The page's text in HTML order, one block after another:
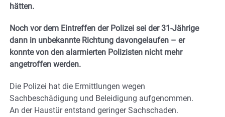
hätten.
Noch vor dem Eintreffen der Polizei sei der 31-Jährige
dann in unbekannte Richtung davongelaufen – er
konnte von den alarmierten Polizisten nicht mehr
angetroffen werden.
Die Polizei hat die Ermittlungen wegen
Sachbeschädigung und Beleidigung aufgenommen.
An der Haustür entstand geringer Sachschaden.